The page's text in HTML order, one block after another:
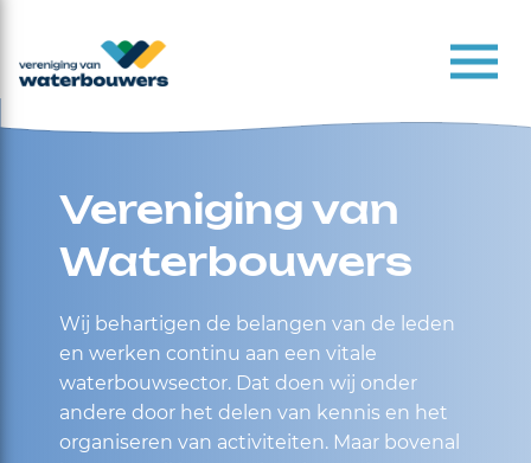
Vereniging van
Waterbouwers
Wij behartigen de belangen van de leden
en werken continu aan een vitale
waterbouwsector. Dat doen wij onder
andere door het delen van kennis en het
organiseren van activiteiten. Maar bovenal